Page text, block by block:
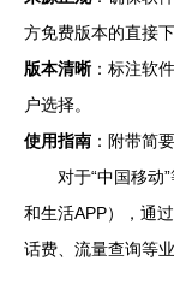
方免费版本的直接下
版本清晰：标注软
户选择。
使用指南 ：附带简
对于“中国移动
和生活APP），通
话费、流量查询等业